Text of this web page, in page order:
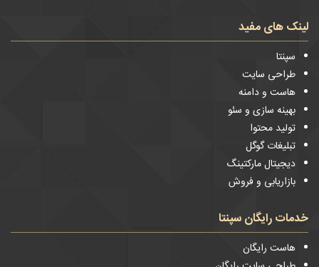
لینک های مفید
سپنتا
طراحی سایت
هاست و دامنه
بهینه سازی و سئو
تولید محتوا
تبلیغات گوگل
دیجیتال مارکتینگ
بازاریابی و فروش
خدمات رایگان سپنتا
هاست رایگان